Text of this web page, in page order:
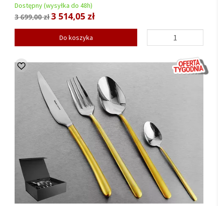
Dostępny (wysyłka do 48h)
3 699,00 zł3 514,05 zł
Do koszyka